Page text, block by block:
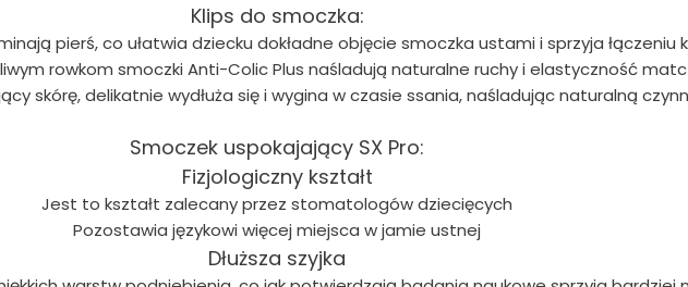
Klips do smoczka:
pierś, co ułatwia dziecku dokładne objęcie smoczka ustami i sprzyja łączeniu
rowkom smoczki Anti-Colic Plus naśladują naturalne ruchy i elastyczność
skórę, delikatnie wydłuża się i wygina w czasie ssania, naśladując naturalną
Smoczek uspokajający SX Pro:
Fizjologiczny kształt
Jest to kształt zalecany przez stomatologów dziecięcych
Pozostawia językowi więcej miejsca w jamie ustnej
Dłuższa szyjka